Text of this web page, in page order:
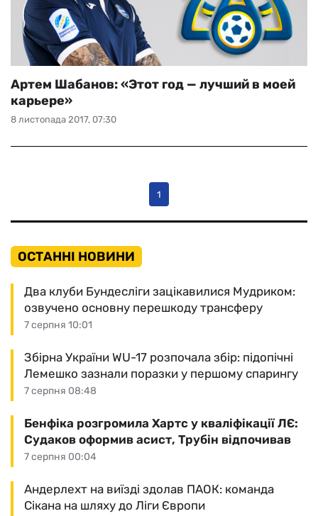
8 листопада 2017, 07:30
Артем Шабанов: «Этот год — лучший в моей
карьере»
1
ОСТАННІ НОВИНИ
7 серпня 10:01
Два клуби Бундесліги зацікавилися Мудриком:
озвучено основну перешкоду трансферу
7 серпня 08:48
Збірна України WU-17 розпочала збір: підопічні
Лемешко зазнали поразки у першому спарингу
7 серпня 00:04
Бенфіка розгромила Хартс у кваліфікації ЛЄ:
Судаков оформив асист, Трубін відпочивав
Андерлехт на виїзді здолав ПАОК: команда
Сікана на шляху до Ліги Європи